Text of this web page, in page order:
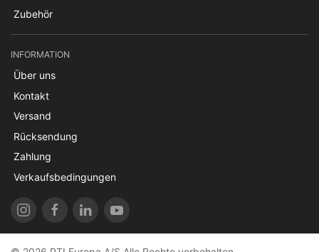
Zubehör
INFORMATION
Über uns
Kontakt
Versand
Rücksendung
Zahlung
Verkaufsbedingungen